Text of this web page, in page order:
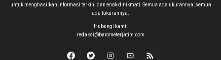
untuk menghasilkan informasi terkini dan enak dinikmati. Semua ada ukurannya, semua
ada takarannya.
Hubungi kami:
redaksi@barometerjatim.com